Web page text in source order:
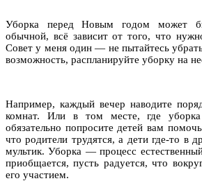
Уборка перед Новым годом может
обычной, всё зависит от того, что
Совет у меня один — не пытайтесь
возможность, распланируйте уборку на
Например, каждый вечер наводите
комнат. Или в том месте, где
обязательно попросите детей вам
что родители трудятся, а дети где-то в
мультик. Уборка — процесс
приобщается, пусть радуется, что
его участием.